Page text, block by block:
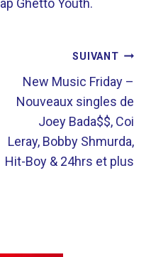
Ghetto Youth.
SUIVANT
New Music Friday –
Nouveaux singles de
Joey Bada$$, Coi
Leray, Bobby Shmurda,
Hit-Boy & 24hrs et plus